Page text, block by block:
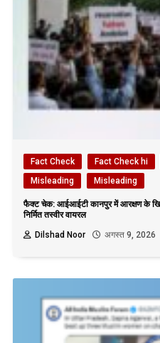
Fact Check Fact Check hi
Misleading
Misleading
फैक्ट चेक: आईआईटी कानपुर में आरक्षण के
निर्मित तस्वीर वायरल
Dilshad Noor
अगस्त 9, 2026